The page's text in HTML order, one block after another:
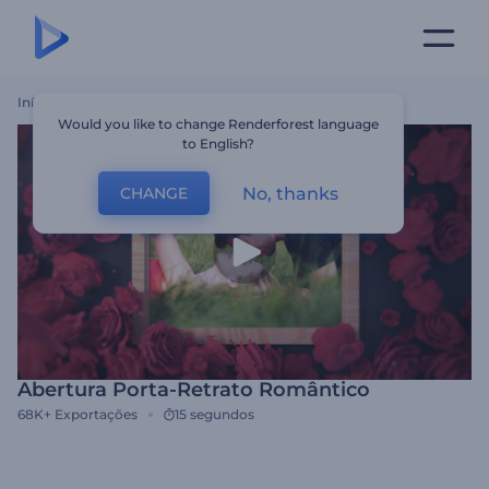
Início
Abertura Porta-Retrato Romântico
68K+ Exportações 15 segundos
Would you like to change Renderforest language
to English?
CHANGE No, thanks